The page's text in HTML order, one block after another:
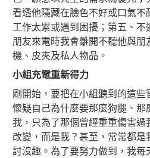
看透他隱藏在臉色不好或口氣不
工作太累或遇到困擾；第五、不
朋友來電時我會離開不聽他與
機、皮夾及私人物品。
小組充電重新得力
剛開始，要把在小組聽到的這
懷疑自己為什麼要那麼狗腿、那
我，只為了那個曾經重重傷害過
改變，而是我？甚至，常常都是
討沒趣。為了要努力做到，我每